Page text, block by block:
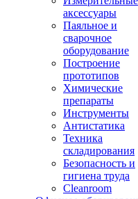
аксессуары
Паяльное и
сварочное
оборудование
Построение
прототипов
Химические
препараты
Инструменты
Aнтистатика
Техника
складирования
Безопасность и
гигиена труда
Cleanroom